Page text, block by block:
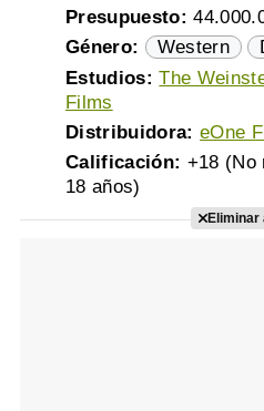
Presupuesto:
Género:
Western
Estudios: The
Films
Distribuidora: eOne
Calificación: +18 (No
18 años)
Eliminar